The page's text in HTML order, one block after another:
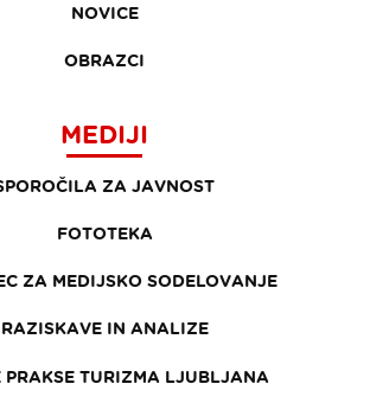
NOVICE
OBRAZCI
MEDIJI
ZA JAVNOST
FOTOTEKA
ZA MEDIJSKO SODELOVANJE
RAZISKAVE IN ANALIZE
PRAKSE TURIZMA LJUBLJANA